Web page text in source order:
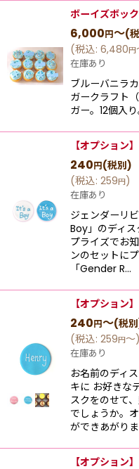
ボーイズボッ
6,000円～(
(税込: 6,480円
在庫あり
ブルーバニラ
ガークラフト
ガー。12個入り
【オプショ
240円(税別)
(税込: 259円)
在庫あり
ジェンダーリ
Boy」のディ
プライズでお
ンのセットに
「Gender R…
【オプション
240円～(税
(税込: 259円～)
在庫あり
お名前のディ
キに お好きな
スクをのせて
でしょうか。
ができあがり
【オプショ